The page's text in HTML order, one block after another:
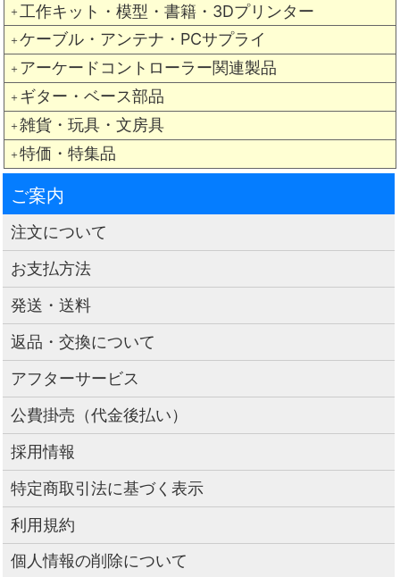
＋ 工作キット・模型・書籍・3Dプリンター
＋ ケーブル・アンテナ・PCサプライ
＋ アーケードコントローラー関連製品
＋ ギター・ベース部品
＋ 雑貨・玩具・文房具
＋ 特価・特集品
ご案内
注文について
お支払方法
発送・送料
返品・交換について
アフターサービス
公費掛売（代金後払い）
採用情報
特定商取引法に基づく表示
利用規約
個人情報の削除について